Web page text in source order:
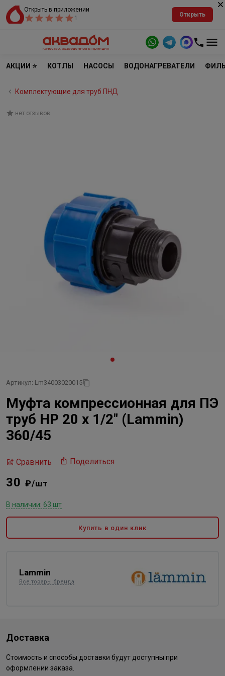
Открыть в приложении
1
Открыть
АКЦИИ ⭐ КОТЛЫ НАСОСЫ ВОДОНАГРЕВАТЕЛИ
Комплектующие для труб ПНД
нет отзывов
Артикул: Lm34003020015
Муфта компрессионная для ПЭ
труб НР 20 x 1/2" (Lammin)
360/45
Сравнить Поделиться
30 ₽/шт
В наличии: 63 шт
Купить в один клик
Lammin
Все товары бренда
Доставка
Стоимость и способы доставки будут доступны при
оформлении заказа.